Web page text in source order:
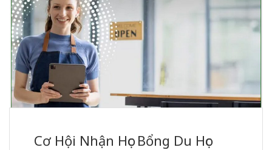
Cơ Hội Nhận Học Bổng Du Học